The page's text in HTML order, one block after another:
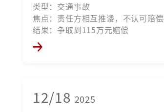
类型：交通事故
焦点：责任方相互推诿，不认可赔偿
结果：争取到115万元赔偿
12/18 2025